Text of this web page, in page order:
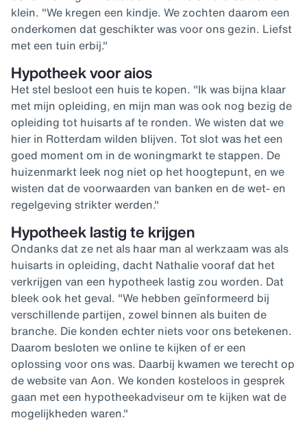
klein. "We kregen een kindje. We zochten daarom een
onderkomen dat geschikter was voor ons gezin. Liefst
met een tuin erbij."
Hypotheek voor aios
Het stel besloot een huis te kopen. "Ik was bijna klaar
met mijn opleiding, en mijn man was ook nog bezig de
opleiding tot huisarts af te ronden. We wisten dat we
hier in Rotterdam wilden blijven. Tot slot was het een
goed moment om in de woningmarkt te stappen. De
huizenmarkt leek nog niet op het hoogtepunt, en we
wisten dat de voorwaarden van banken en de wet- en
regelgeving strikter werden."
Hypotheek lastig te krijgen
Ondanks dat ze net als haar man al werkzaam was als
huisarts in opleiding, dacht Nathalie vooraf dat het
verkrijgen van een hypotheek lastig zou worden. Dat
bleek ook het geval. "We hebben geïnformeerd bij
verschillende partijen, zowel binnen als buiten de
branche. Die konden echter niets voor ons betekenen.
Daarom besloten we online te kijken of er een
oplossing voor ons was. Daarbij kwamen we terecht op
de website van Aon. We konden kosteloos in gesprek
gaan met een hypotheekadviseur om te kijken wat de
mogelijkheden waren."